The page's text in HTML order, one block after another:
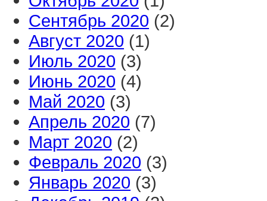
Сентябрь 2020 (2)
Август 2020 (1)
Июль 2020 (3)
Июнь 2020 (4)
Май 2020 (3)
Апрель 2020 (7)
Март 2020 (2)
Февраль 2020 (3)
Январь 2020 (3)